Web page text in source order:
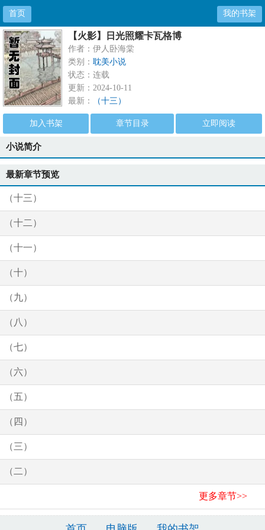
首页 我的书架
【火影】日光照耀卡瓦格博
作者：伊人卧海棠
类别： 耽美小说
状态：连载
更新：2024-10-11
最新：
（十三）
加入书架 章节目录 立即阅读
小说简介
最新章节预览
（十三）
（十二）
（十一）
（十）
（九）
（八）
（七）
（六）
（五）
（四）
（三）
（二）
更多章节>>